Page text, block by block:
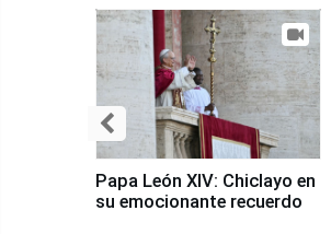
Papa León XIV: Chiclayo en
su emocionante recuerdo